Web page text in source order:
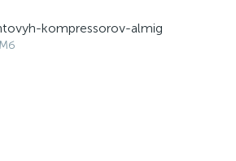
kompressorov-almig